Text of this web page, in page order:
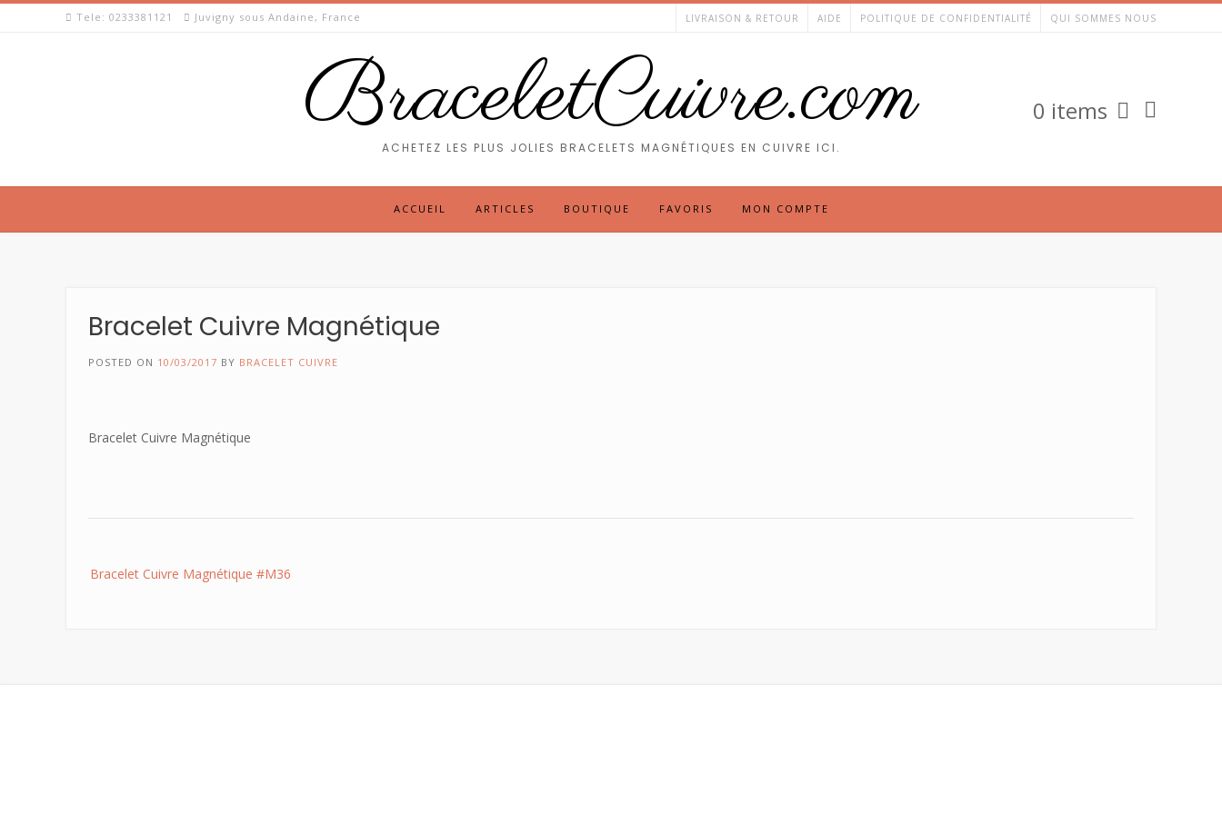
Skip
Tele: 0233381121 Juvigny sous Andaine, France LIVRAISON & RETOUR AIDE POLITIQUE DE CONFIDENTIALITÉ QUI SOMMES NOUS
BraceletCuivre.com
ACHETEZ LES PLUS JOLIES BRACELETS MAGNÉTIQUES EN CUIVRE ICI.
0 items
ACCUEIL ARTICLES BOUTIQUE FAVORIS MON COMPTE
Bracelet Cuivre Magnétique
POSTED ON 10/03/2017 BY BRACELET CUIVRE
Bracelet Cuivre Magnétique
navigation
Bracelet Cuivre Magnétique #M36